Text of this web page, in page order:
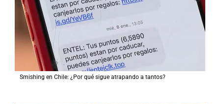
Smishing en Chile: ¿Por qué sigue atrapando a tantos?